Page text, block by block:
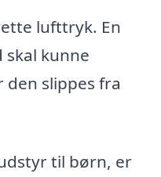
lufttryk. En
kunne
den slippes fra
til børn, er